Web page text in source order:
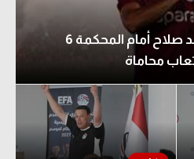
الشروق: استدعاء محمد صلاح أمام المحكمة 6
محاماة